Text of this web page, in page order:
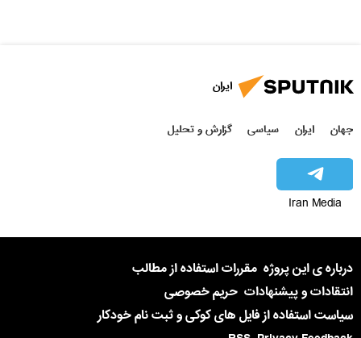
ایران
جهان ایران سیاسی گزارش و تحلیل
Iran Media
درباره ی این پروژه مقررات استفاده از مطالب
انتقادات و پیشنهادات حریم خصوصی
سیاست استفاده از فایل های کوکی و ثبت نام خودکار